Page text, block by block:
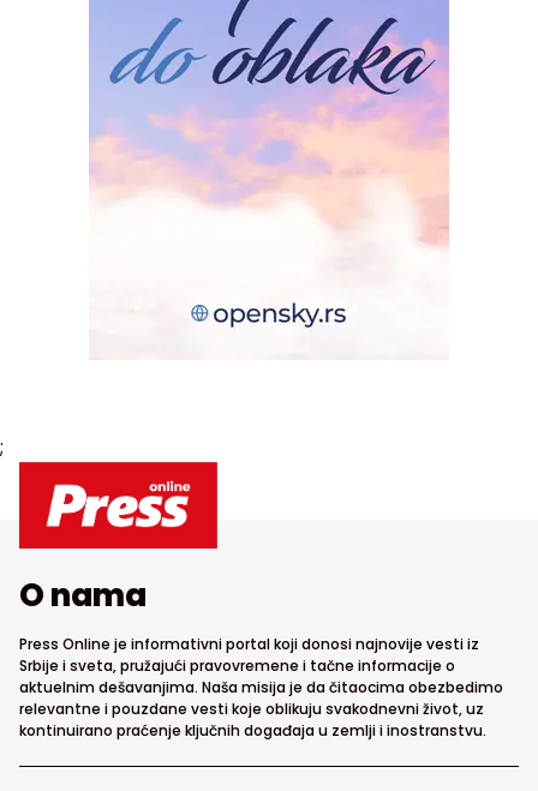
;
O nama
Press Online je informativni portal koji donosi najnovije vesti iz
Srbije i sveta, pružajući pravovremene i tačne informacije o
aktuelnim dešavanjima. Naša misija je da čitaocima obezbedimo
relevantne i pouzdane vesti koje oblikuju svakodnevni život, uz
kontinuirano praćenje ključnih događaja u zemlji i inostranstvu.